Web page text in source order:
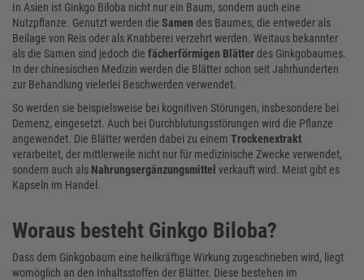
In Asien ist Ginkgo Biloba nicht nur ein Baum, sondern auch eine
Nutzpflanze. Genutzt werden die Samen des Baumes, die entweder als
Beilage von Reis oder als Knabberei verzehrt werden. Weitaus bekannter
als die Samen sind jedoch die fächerförmigen Blätterdes Ginkgobaumes.
In der chinesischen Medizin werden die Blätter schon seit Jahrhunderten
zur Behandlung vielerlei Beschwerden verwendet.
So werden sie beispielsweise bei kognitiven Störungen, insbesondere bei
Demenz, eingesetzt. Auch bei Durchblutungsstörungen wird die Pflanze
angewendet. Die Blätter werden dabei zu einem Trockenextrakt
verarbeitet, der mittlerweile nicht nur für medizinische Zwecke verwendet,
sondern auch als Nahrungsergänzungsmittel verkauft wird. Meist gibt es
Kapseln im Handel.
Woraus besteht Ginkgo Biloba?
Dass dem Ginkgobaum eine heilkräftige Wirkung zugeschrieben wird, liegt
womöglich an den Inhaltsstoffen der Blätter. Diese bestehen im